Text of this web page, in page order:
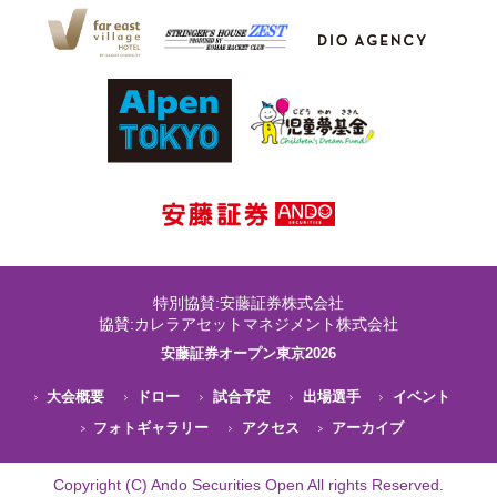
特別協賛:安藤証券株式会社
協賛:カレラアセットマネジメント株式会社
安藤証券オープン東京2026
大会概要 ドロー 試合予定 出場選手 イベント
フォトギャラリー アクセス アーカイブ
Copyright (C) Ando Securities Open All rights Reserved.